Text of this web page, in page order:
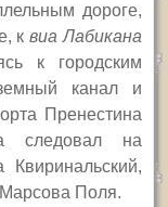
дороге,
к виа Лабикана
к городским
канал и
Пренестина
следовал на
Марсова Поля.